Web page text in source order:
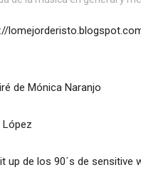
de Mónica Naranjo
López
up de los 90´s de sensitive